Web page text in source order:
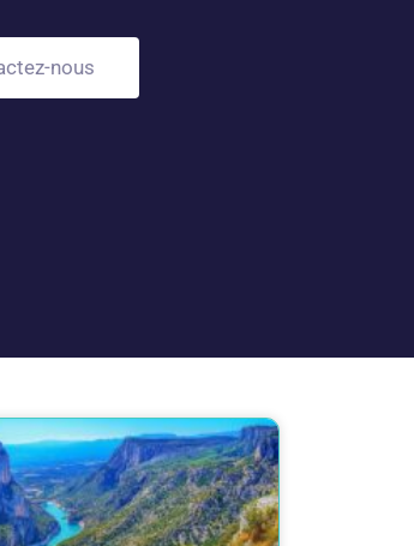
nous